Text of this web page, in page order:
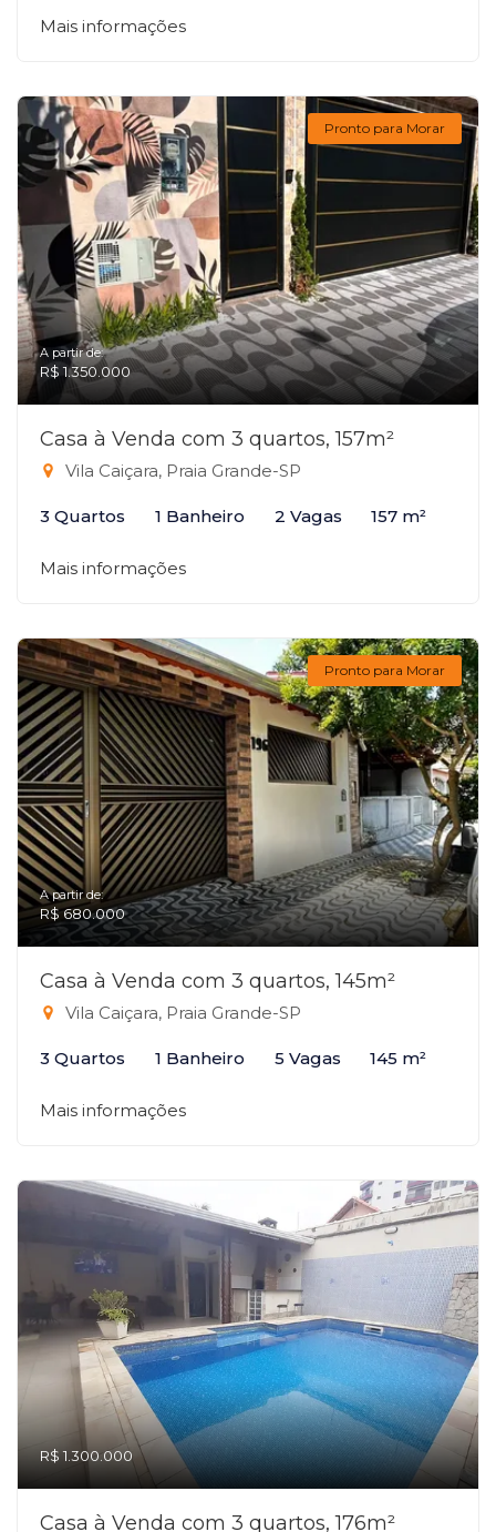
Mais informações
Pronto para Morar
A partir de:
R$ 1.350.000
Casa à Venda com 3 quartos, 157m²
Vila Caiçara, Praia Grande-SP
3 Quartos 1 Banheiro 2 Vagas 157 m²
Mais informações
Pronto para Morar
A partir de:
R$ 680.000
Casa à Venda com 3 quartos, 145m²
Vila Caiçara, Praia Grande-SP
3 Quartos 1 Banheiro 5 Vagas 145 m²
Mais informações
R$ 1.300.000
Casa à Venda com 3 quartos, 176m²